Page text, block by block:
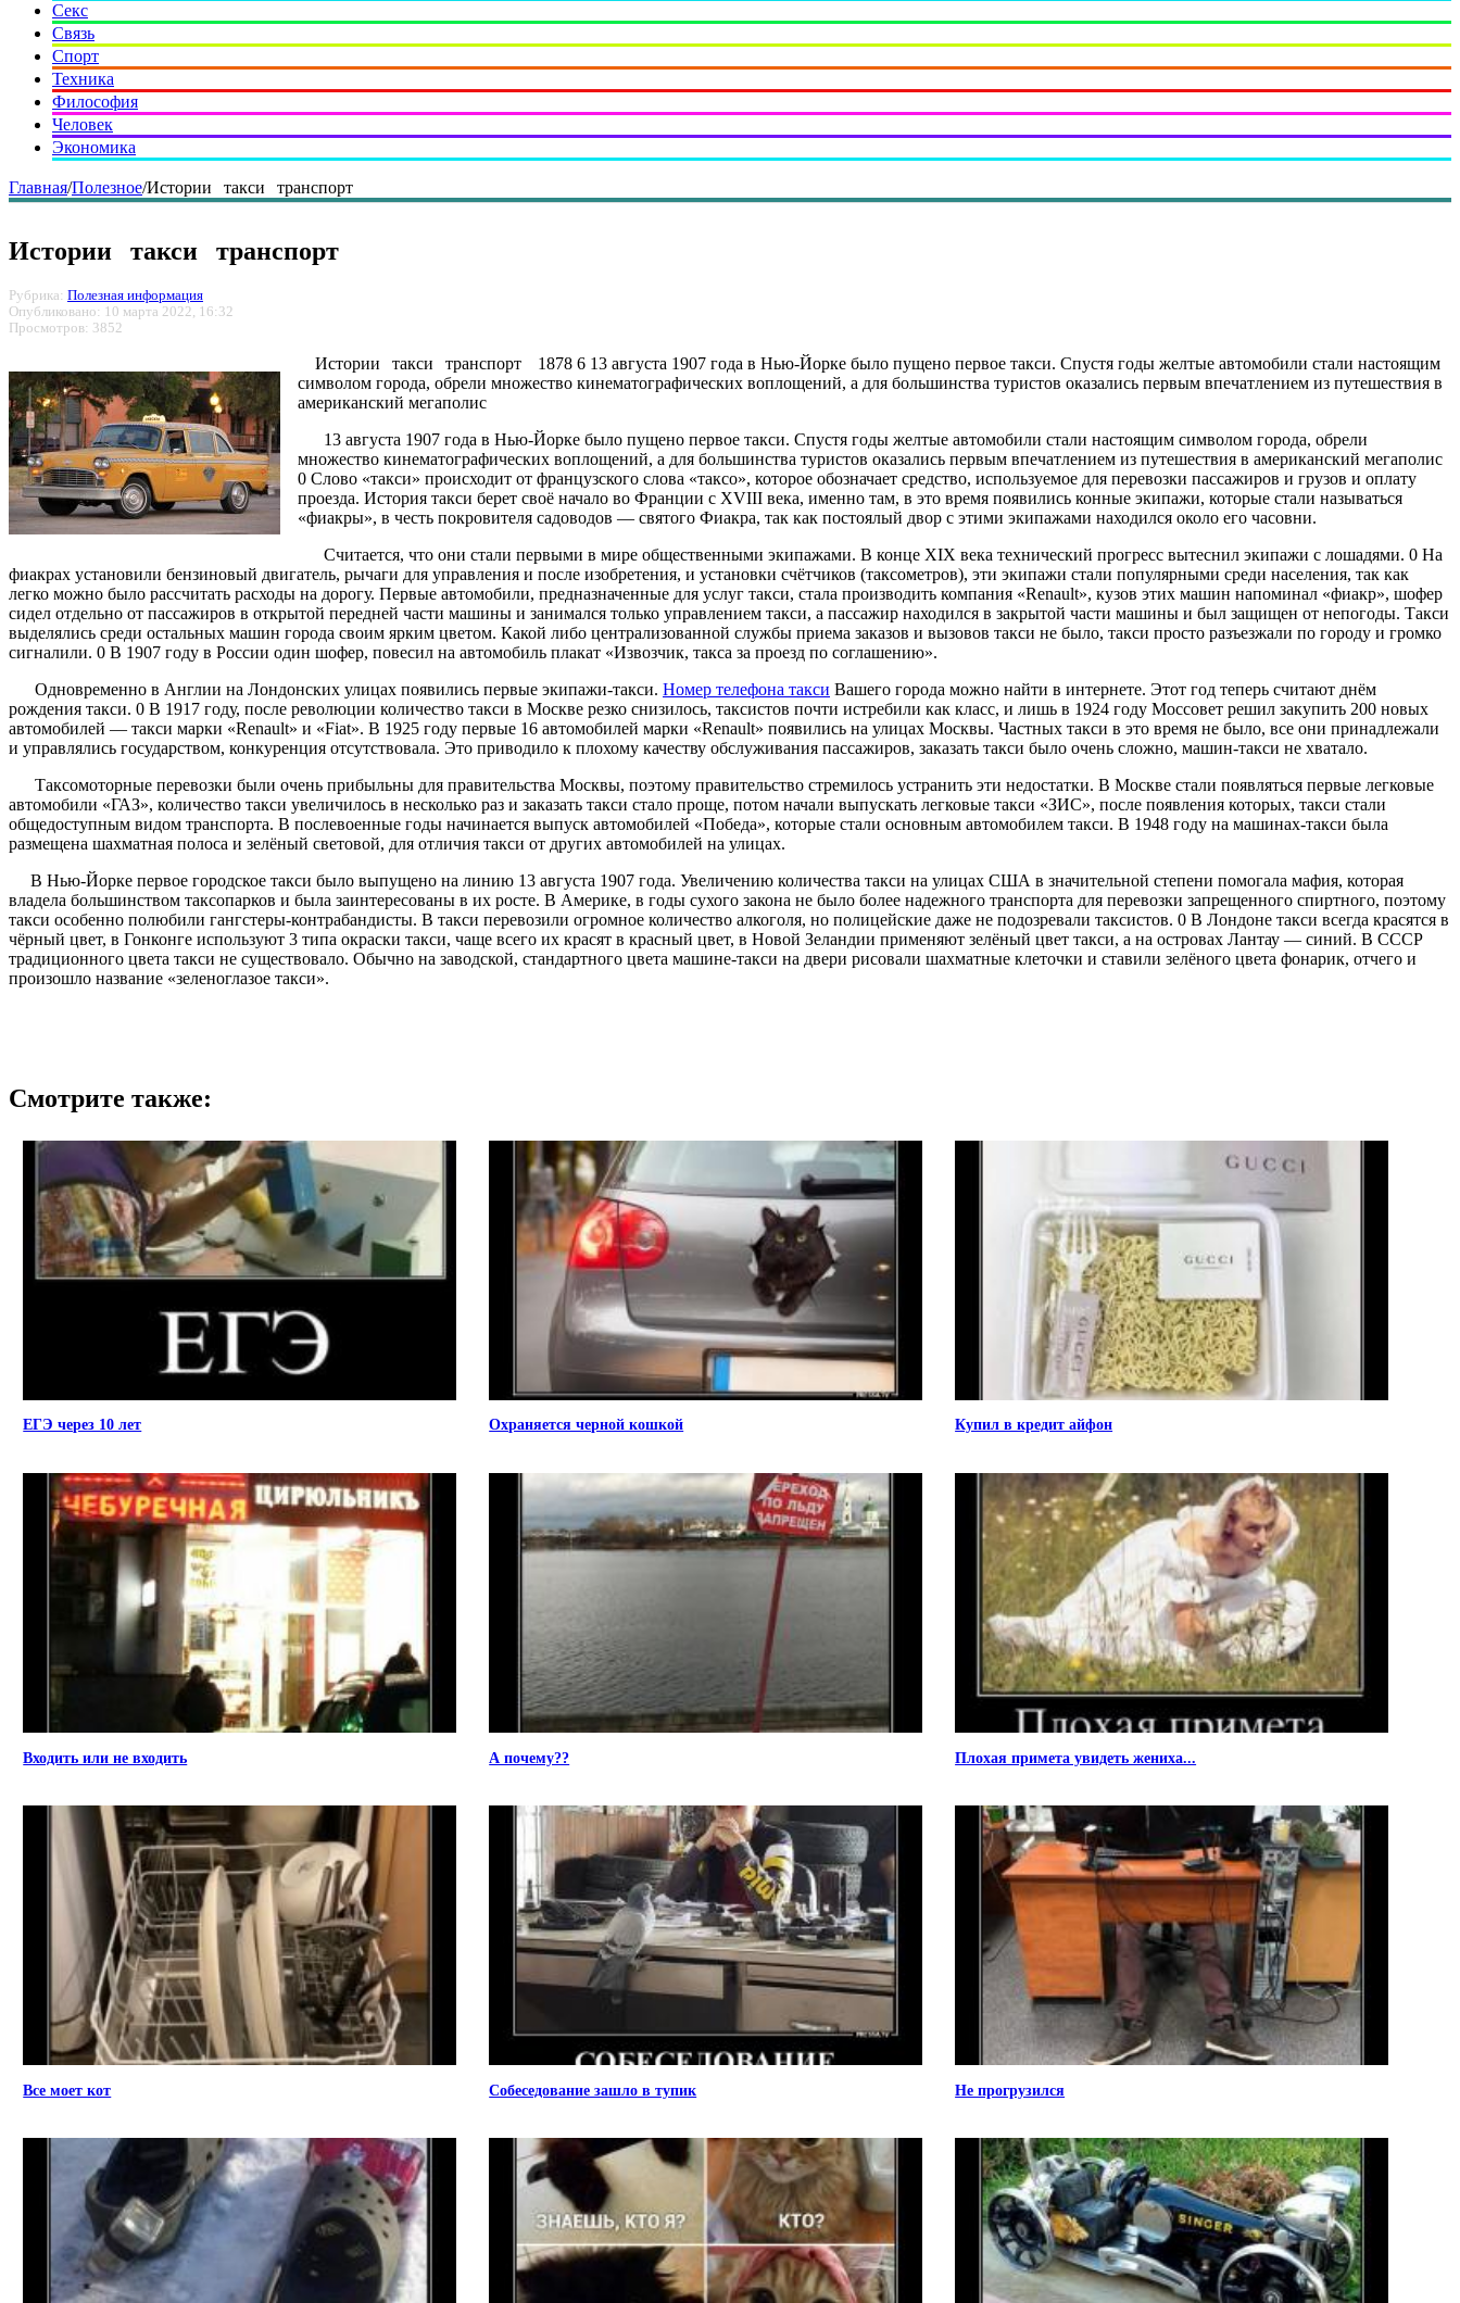
Секс
Связь
Спорт
Техника
Философия
Человек
Экономика
Главная/Полезное/Истории такси транспорт
Истории такси транспорт
Рубрика: Полезная информация
Опубликовано: 10 марта 2022, 16:32
Просмотров: 3852
Истории такси транспорт 1878 6 13 августа 1907 года в Нью-Йорке было пущено первое такси. Спустя годы желтые автомобили стали настоящим
символом города, обрели множество кинематографических воплощений, а для большинства туристов оказались первым впечатлением из путешествия в
американский мегаполис
13 августа 1907 года в Нью-Йорке было пущено первое такси. Спустя годы желтые автомобили стали настоящим символом города, обрели
множество кинематографических воплощений, а для большинства туристов оказались первым впечатлением из путешествия в американский мегаполис
0 Слово «такси» происходит от французского слова «таксо», которое обозначает средство, используемое для перевозки пассажиров и грузов и оплату
проезда. История такси берет своё начало во Франции с XVIII века, именно там, в это время появились конные экипажи, которые стали называться
«фиакры», в честь покровителя садоводов — святого Фиакра, так как постоялый двор с этими экипажами находился около его часовни.
Считается, что они стали первыми в мире общественными экипажами. В конце XIX века технический прогресс вытеснил экипажи с лошадями. 0 На
фиакрах установили бензиновый двигатель, рычаги для управления и после изобретения, и установки счётчиков (таксометров), эти экипажи стали популярными среди населения, так как
легко можно было рассчитать расходы на дорогу. Первые автомобили, предназначенные для услуг такси, стала производить компания «Renault», кузов этих машин напоминал «фиакр», шофер
сидел отдельно от пассажиров в открытой передней части машины и занимался только управлением такси, а пассажир находился в закрытой части машины и был защищен от непогоды. Такси
выделялись среди остальных машин города своим ярким цветом. Какой либо централизованной службы приема заказов и вызовов такси не было, такси просто разъезжали по городу и громко
сигналили. 0 В 1907 году в России один шофер, повесил на автомобиль плакат «Извозчик, такса за проезд по соглашению».
Одновременно в Англии на Лондонских улицах появились первые экипажи-такси. Номер телефона такси Вашего города можно найти в интернете. Этот год теперь считают днём
рождения такси. 0 В 1917 году, после революции количество такси в Москве резко снизилось, таксистов почти истребили как класс, и лишь в 1924 году Моссовет решил закупить 200 новых
автомобилей — такси марки «Renault» и «Fiat». В 1925 году первые 16 автомобилей марки «Renault» появились на улицах Москвы. Частных такси в это время не было, все они принадлежали
и управлялись государством, конкуренция отсутствовала. Это приводило к плохому качеству обслуживания пассажиров, заказать такси было очень сложно, машин-такси не хватало.
Таксомоторные перевозки были очень прибыльны для правительства Москвы, поэтому правительство стремилось устранить эти недостатки. В Москве стали появляться первые легковые
автомобили «ГАЗ», количество такси увеличилось в несколько раз и заказать такси стало проще, потом начали выпускать легковые такси «ЗИС», после появления которых, такси стали
общедоступным видом транспорта. В послевоенные годы начинается выпуск автомобилей «Победа», которые стали основным автомобилем такси. В 1948 году на машинах-такси была
размещена шахматная полоса и зелёный световой, для отличия такси от других автомобилей на улицах.
В Нью-Йорке первое городское такси было выпущено на линию 13 августа 1907 года. Увеличению количества такси на улицах США в значительной степени помогала мафия, которая
владела большинством таксопарков и была заинтересованы в их росте. В Америке, в годы сухого закона не было более надежного транспорта для перевозки запрещенного спиртного, поэтому
такси особенно полюбили гангстеры-контрабандисты. В такси перевозили огромное количество алкоголя, но полицейские даже не подозревали таксистов. 0 В Лондоне такси всегда красятся в
чёрный цвет, в Гонконге используют 3 типа окраски такси, чаще всего их красят в красный цвет, в Новой Зеландии применяют зелёный цвет такси, а на островах Лантау — синий. В СССР
традиционного цвета такси не существовало. Обычно на заводской, стандартного цвета машине-такси на двери рисовали шахматные клеточки и ставили зелёного цвета фонарик, отчего и
произошло название «зеленоглазое такси».
Смотрите также:
ЕГЭ через 10 лет Охраняется черной кошкой Купил в кредит айфон
Входить или не входить А почему?? Плохая примета увидеть жениха...
Все моет кот Собеседование зашло в тупик Не прогрузился